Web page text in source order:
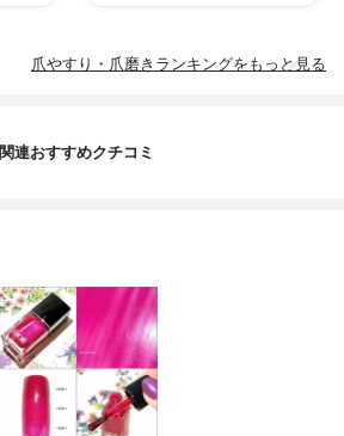
爪やすり・爪磨きランキングをもっと見る
関連おすすめクチコミ